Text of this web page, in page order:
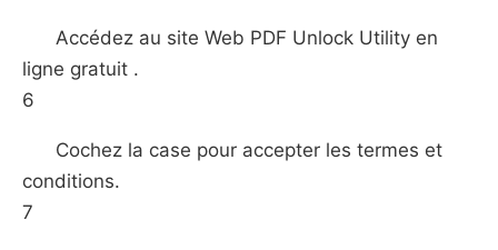
Accédez au site Web PDF Unlock Utility en
ligne gratuit .
6
Cochez la case pour accepter les termes et
conditions.
7